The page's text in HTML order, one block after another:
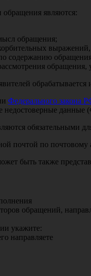
обращения являются:
обращения;
содержанию
Федерального закона
недостоверные данные
обязательными
почтой по почтовому
быть также
обращений,
укажите:
направляете